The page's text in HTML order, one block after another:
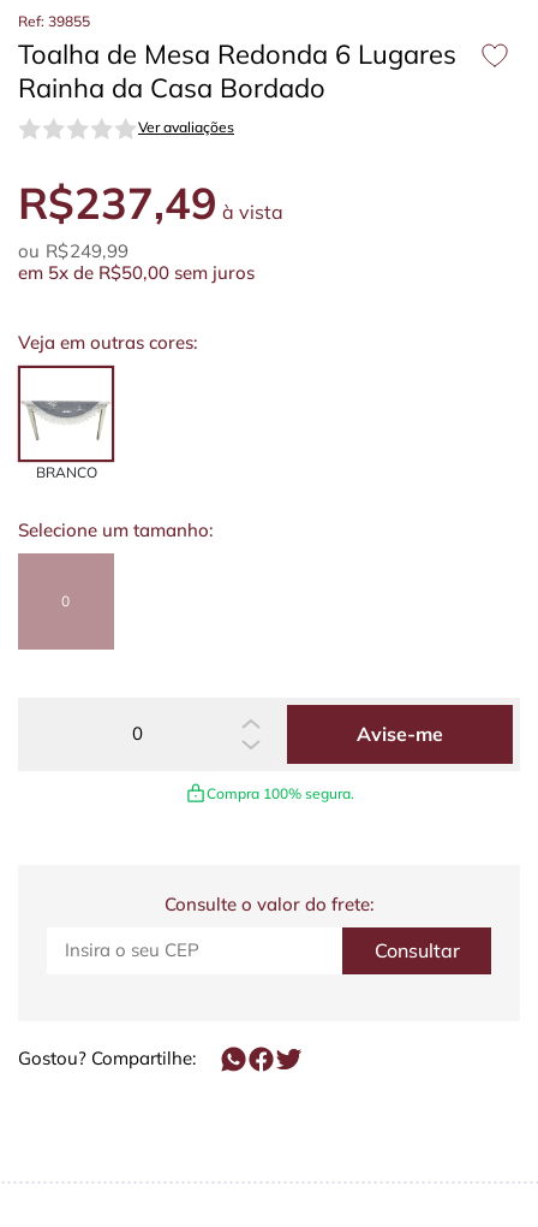
Ref: 39855
Toalha de Mesa Redonda 6 Lugares
Rainha da Casa Bordado
Ver avaliações
R$237,49 à vista
R$249,99
em 5x de R$50,00 sem juros
Veja em outras cores:
BRANCO
Selecione um tamanho:
0
Avise-me
Compra 100% segura.
Consulte o valor do frete:
Gostou? Compartilhe: